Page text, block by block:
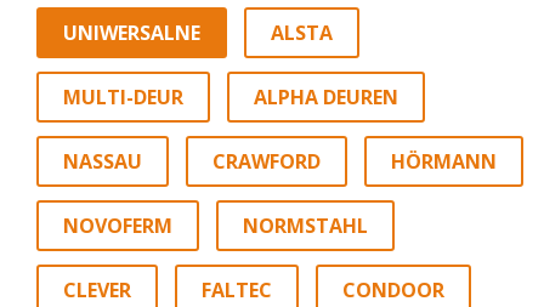
UNIWERSALNE ALSTA
MULTI-DEUR ALPHA DEUREN
NASSAU CRAWFORD HÖRMANN
NOVOFERM NORMSTAHL
CLEVER FALTEC CONDOOR